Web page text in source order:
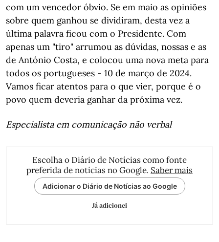
com um vencedor óbvio. Se em maio as opiniões
sobre quem ganhou se dividiram, desta vez a
última palavra ficou com o Presidente. Com
apenas um "tiro" arrumou as dúvidas, nossas e as
de António Costa, e colocou uma nova meta para
todos os portugueses - 10 de março de 2024.
Vamos ficar atentos para o que vier, porque é o
povo quem deveria ganhar da próxima vez.
Especialista em comunicação não verbal
Escolha o Diário de Notícias como fonte
preferida de notícias no Google. Saber mais
Adicionar o Diário de Notícias ao Google
Já adicionei